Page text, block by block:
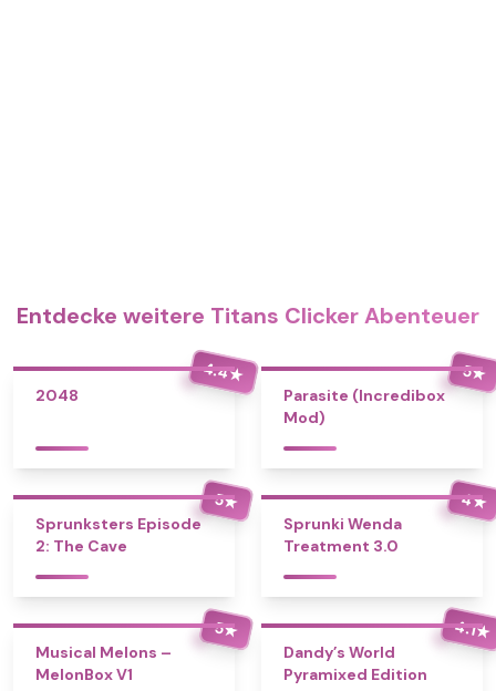
Entdecke weitere Titans Clicker Abenteuer
4.4★
2048
5★
Parasite (Incredibox
Mod)
5★
Sprunksters Episode
2: The Cave
4★
Sprunki Wenda
Treatment 3.0
5★
Musical Melons –
MelonBox V1
4.1★
Dandy’s World
Pyramixed Edition